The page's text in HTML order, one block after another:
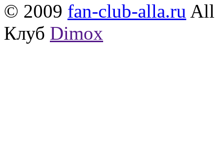
© 2009 fan-club-alla.ru All
Клуб Dimox